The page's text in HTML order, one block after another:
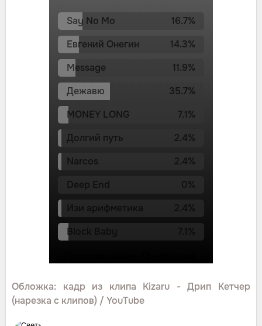
Say No Mo 16.7%
Евгений Онегин
14.3%
Message
11.9%
Дежавю
35.7%
MONEY LONG
7.1%
Долгий путь
2.4%
Narcos
2.4%
Deep End
0%
Изи арифметика
2.4 %
Block Baby
Обложка: кадр из клипа Kizaru - Дрип Кетчер
(нарезка с клипов) / YouTube